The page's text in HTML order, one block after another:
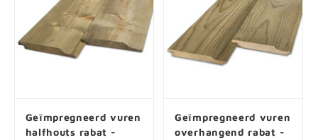
Geïmpregneerd vuren
halfhouts rabat -
Geïmpregneerd vuren
overhangend rabat -